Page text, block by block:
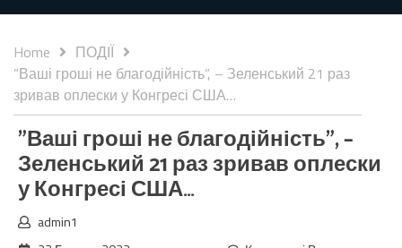
Home
ПОДІЇ
”Ваші гроші не благодійність”, – Зеленський 21 раз
зривав оплески у Конгресі США…
”Ваші гроші не благодійність”, –
Зеленський 21 раз зривав оплески
у Конгресі США…
admin1